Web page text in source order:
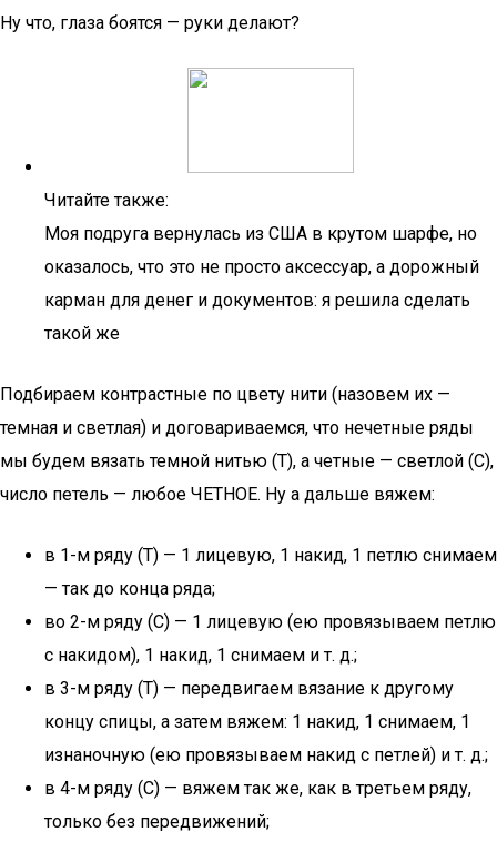
Ну что, глаза боятся — руки делают?
Читайте также:
Моя подруга вернулась из США в крутом шарфе, но
оказалось, что это не просто аксессуар, а дорожный
карман для денег и документов: я решила сделать
такой же
Подбираем контрастные по цвету нити (назовем их —
темная и светлая) и договариваемся, что нечетные ряды
мы будем вязать темной нитью (Т), а четные — светлой (С),
число петель — любое ЧЕТНОЕ. Ну а дальше вяжем:
в 1-м ряду (Т) — 1 лицевую, 1 накид, 1 петлю снимаем
— так до конца ряда;
во 2-м ряду (С) — 1 лицевую (ею провязываем петлю
с накидом), 1 накид, 1 снимаем и т. д.;
в 3-м ряду (Т) — передвигаем вязание к другому
концу спицы, а затем вяжем: 1 накид, 1 снимаем, 1
изнаночную (ею провязываем накид с петлей) и т. д.;
в 4-м ряду (С) — вяжем так же, как в третьем ряду,
только без передвижений;